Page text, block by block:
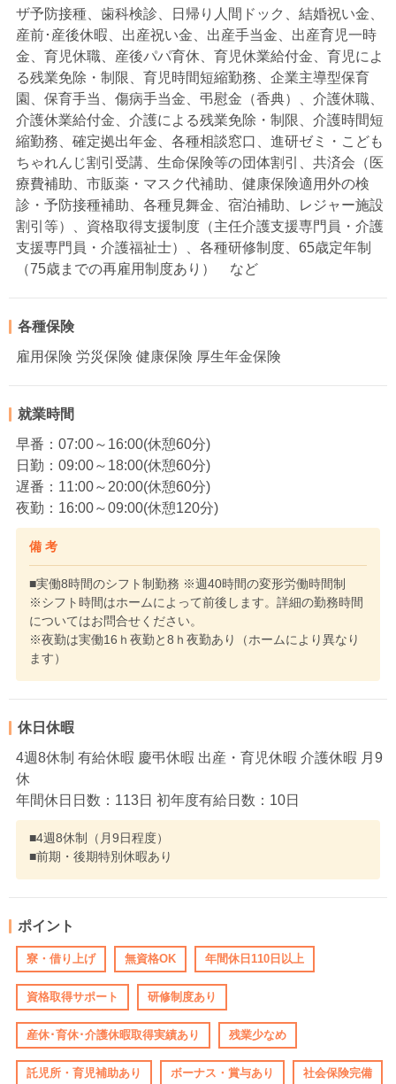
ザ予防接種、歯科検診、日帰り人間ドック、結婚祝い金、
産前･産後休暇、出産祝い金、出産手当金、出産育児一時
金、育児休職、産後パパ育休、育児休業給付金、育児によ
る残業免除・制限、育児時間短縮勤務、企業主導型保育
園、保育手当、傷病手当金、弔慰金（香典）、介護休職、
介護休業給付金、介護による残業免除・制限、介護時間短
縮勤務、確定拠出年金、各種相談窓口、進研ゼミ・こども
ちゃれんじ割引受講、生命保険等の団体割引、共済会（医
療費補助、市販薬・マスク代補助、健康保険適用外の検
診・予防接種補助、各種見舞金、宿泊補助、レジャー施設
割引等）、資格取得支援制度（主任介護支援専門員・介護
支援専門員・介護福祉士）、各種研修制度、65歳定年制
（75歳までの再雇用制度あり） など
各種保険
雇用保険 労災保険 健康保険 厚生年金保険
就業時間
早番：07:00～16:00(休憩60分)
日勤：09:00～18:00(休憩60分)
遅番：11:00～20:00(休憩60分)
夜勤：16:00～09:00(休憩120分)
備 考
■実働8時間のシフト制勤務 ※週40時間の変形労働時間制
※シフト時間はホームによって前後します。詳細の勤務時間
についてはお問合せください。
※夜勤は実働16ｈ夜勤と8ｈ夜勤あり（ホームにより異なり
ます）
休日休暇
4週8休制 有給休暇 慶弔休暇 出産・育児休暇 介護休暇 月9
休
年間休日日数：113日 初年度有給日数：10日
■4週8休制（月9日程度）
■前期・後期特別休暇あり
ポイント
寮・借り上げ 無資格OK 年間休日110日以上
資格取得サポート 研修制度あり
産休･育休･介護休暇取得実績あり 残業少なめ
託児所・育児補助あり ボーナス・賞与あり 社会保険完備